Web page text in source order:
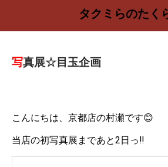
タクミらのたく
写真展☆目玉企画
こんにちは、京都店の村瀬です😊
当店の初写真展まであと2日っ‼